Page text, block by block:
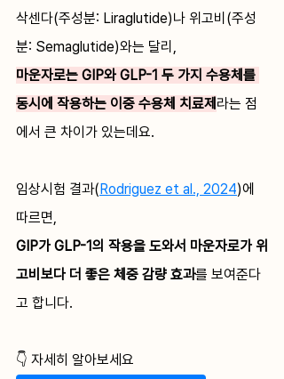
삭센다(주성분: Liraglutide)나 위고비(주성
분: Semaglutide)와는 달리,
마운자로는 GIP와 GLP-1 두 가지 수용체를
동시에 작용하는 이중 수용체 치료제 라는 점
에서 큰 차이가 있는데요.
임상시험 결과(Rodriguez et al., 2024)에
따르면,
GIP가 GLP-1의 작용을 도와서 마운자로가 위
고비보다 더 좋은 체중 감량 효과를 보여준다
고 합니다.
👇 자세히 알아보세요